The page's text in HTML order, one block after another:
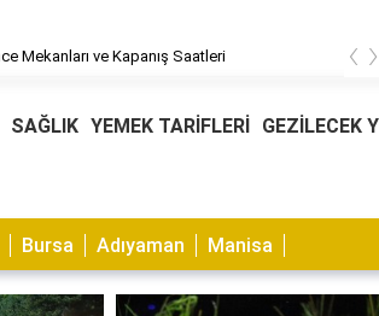
Makedonya Gece Hayatı: Eğlence‹ ›
SAĞLIK YEMEK TARİFLERİ GEZİLECEK
Bursa Adıyaman Manisa